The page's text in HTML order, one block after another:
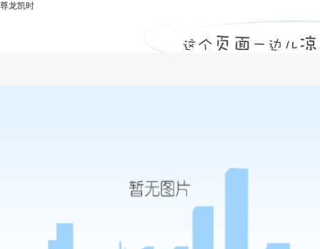
建设工程招投标串标的识别-尊龙凯时
尊龙凯时